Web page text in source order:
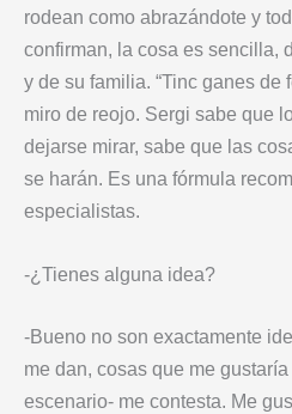
rodean como abrazándote y
confirman, la cosa es sencilla,
y de su familia. “Tinc ganes de
miro de reojo. Sergi sabe que
dejarse mirar, sabe que las
se harán. Es una fórmula
especialistas.
-¿Tienes alguna idea?
-Bueno no son exactamente
me dan, cosas que me
escenario- me contesta. Me